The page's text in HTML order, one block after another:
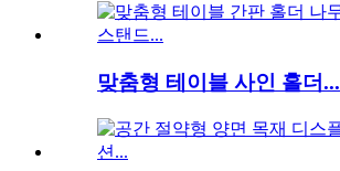
맞춤형 테이블 사인 홀더...